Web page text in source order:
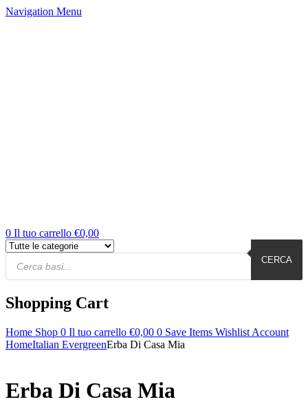
Navigation Menu
0 Il tuo carrello €0,00
CERCA
Shopping Cart
Home Shop 0 Il tuo carrello €0,00 0 Save Items Wishlist Account
HomeItalian EvergreenErba Di Casa Mia
Erba Di Casa Mia